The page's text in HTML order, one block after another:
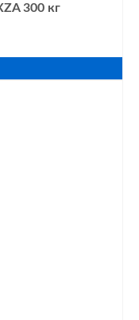
300 кг